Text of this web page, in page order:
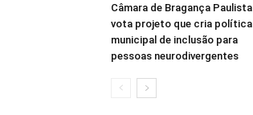
Câmara de Bragança Paulista
vota projeto que cria política
municipal de inclusão para
pessoas neurodivergentes